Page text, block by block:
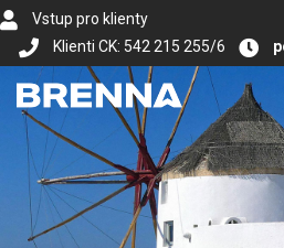
Vstup pro klienty
Klienti CK: 542 215 255/6